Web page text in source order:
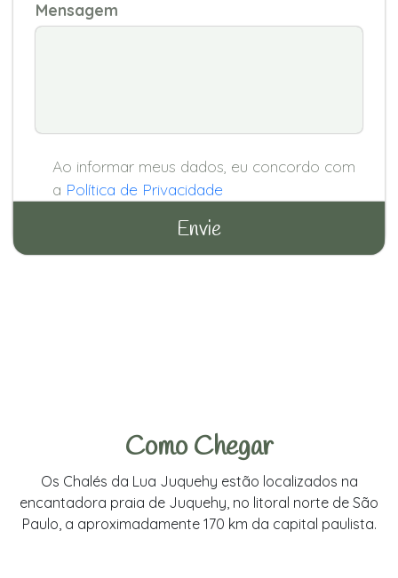
Mensagem
Ao informar meus dados, eu concordo com
a Política de Privacidade
Como Chegar
Os Chalés da Lua Juquehy estão localizados na
encantadora praia de Juquehy, no litoral norte de São
Paulo, a aproximadamente 170 km da capital paulista.